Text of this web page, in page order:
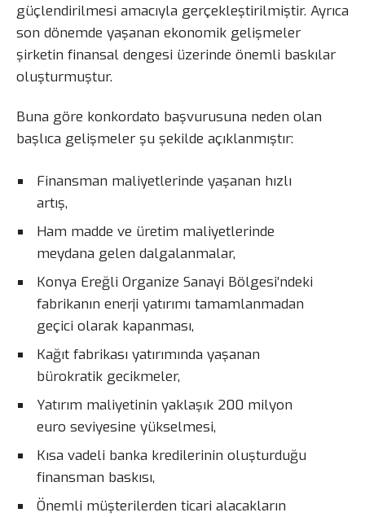
güçlendirilmesi amacıyla gerçekleştirilmiştir. Ayrıca
son dönemde yaşanan ekonomik gelişmeler
şirketin finansal dengesi üzerinde önemli baskılar
oluşturmuştur.
Buna göre konkordato başvurusuna neden olan
başlıca gelişmeler şu şekilde açıklanmıştır:
Finansman maliyetlerinde yaşanan hızlı
artış,
Ham madde ve üretim maliyetlerinde
meydana gelen dalgalanmalar,
Konya Ereğli Organize Sanayi Bölgesi’ndeki
fabrikanın enerji yatırımı tamamlanmadan
geçici olarak kapanması,
Kağıt fabrikası yatırımında yaşanan
bürokratik gecikmeler,
Yatırım maliyetinin yaklaşık 200 milyon
euro seviyesine yükselmesi,
Kısa vadeli banka kredilerinin oluşturduğu
finansman baskısı,
Önemli müşterilerden ticari alacakların